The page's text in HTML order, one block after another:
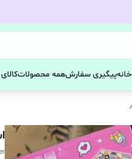
خانهپیگیری سفارشهمه محصولات